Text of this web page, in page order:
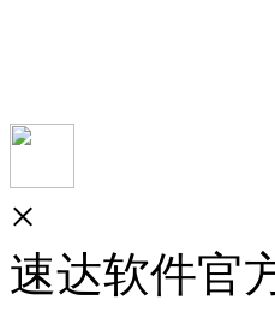
×
速达软件官